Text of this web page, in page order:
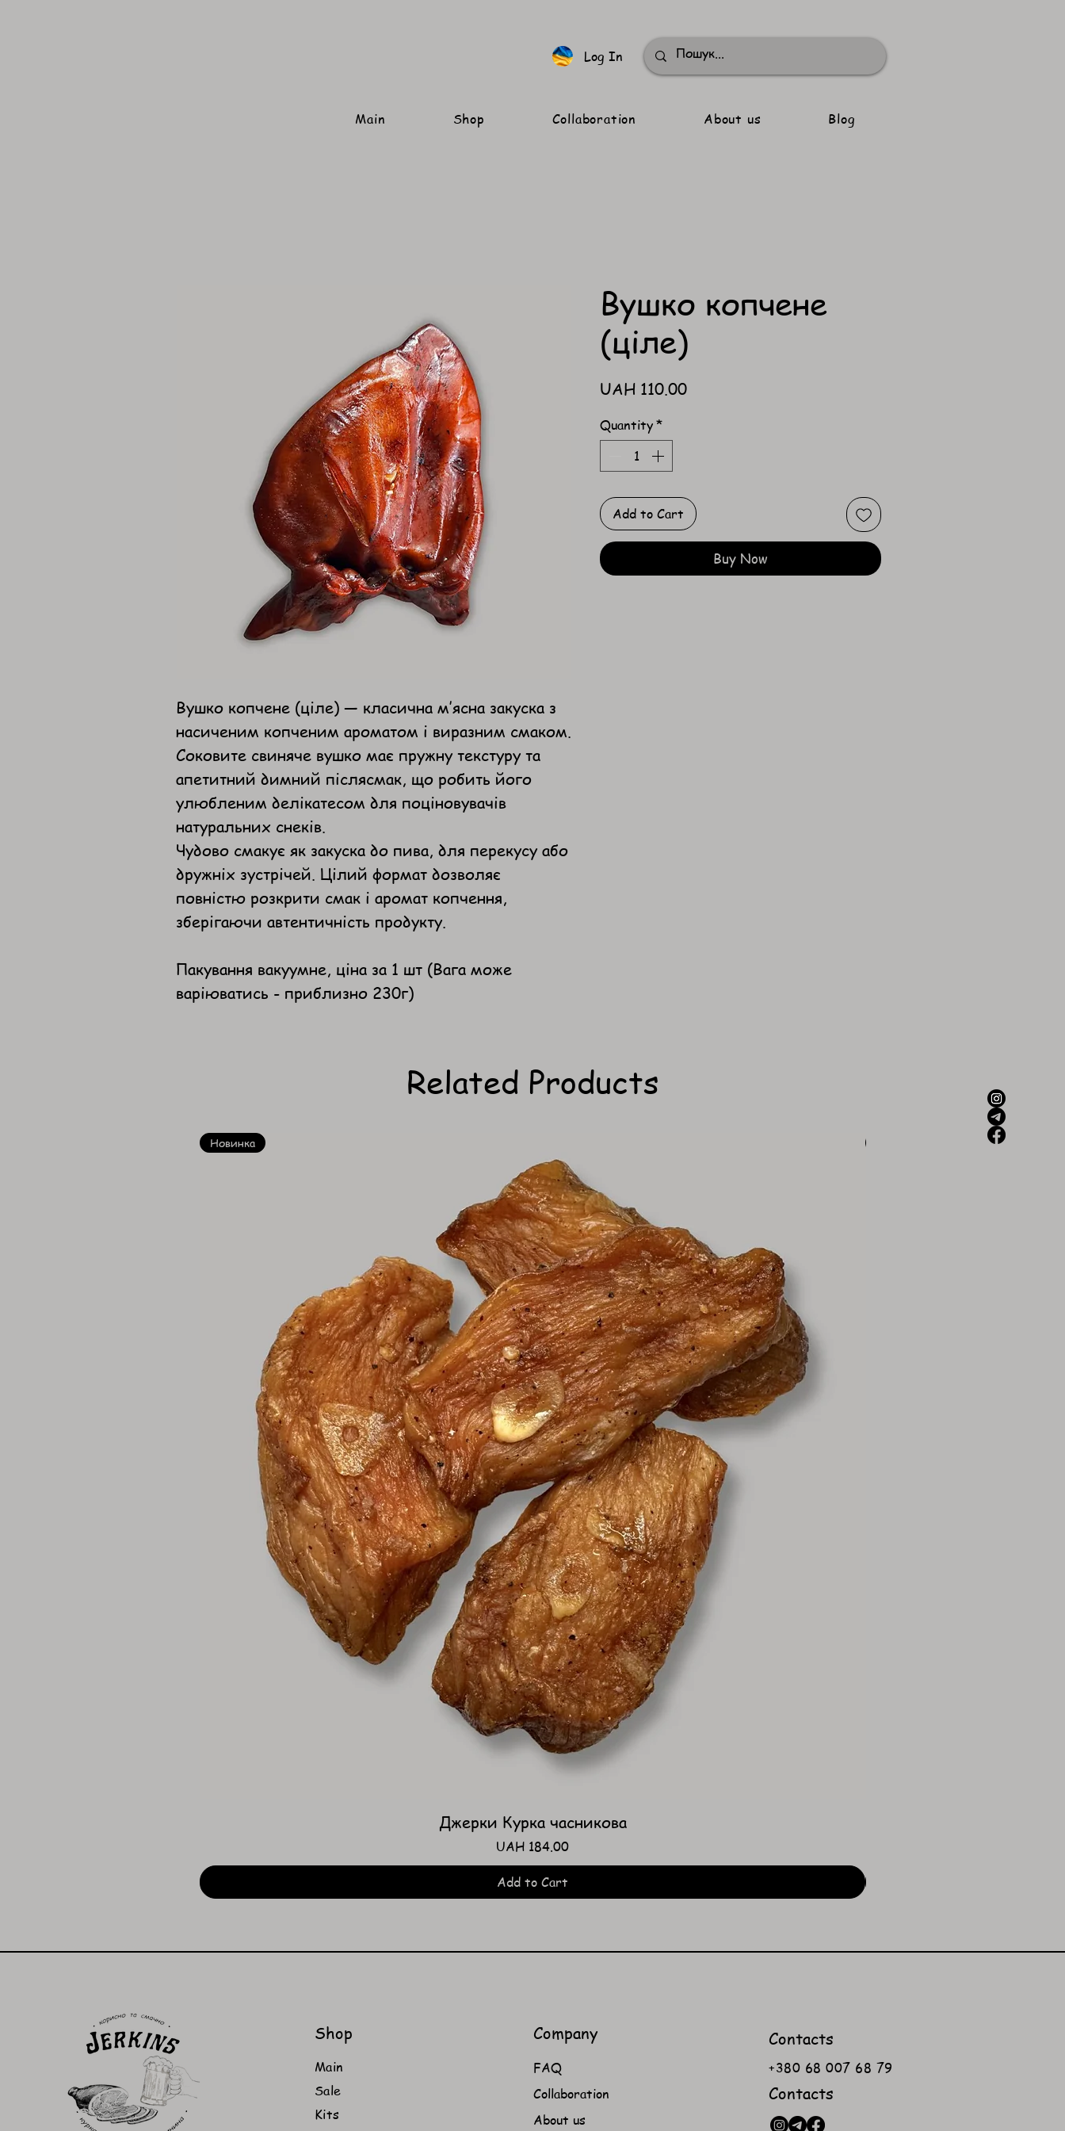
Log In
Main Shop Collaboration About us Blog
Вушко копчене (ціле) — класична м’ясна закуска з
насиченим копченим ароматом і виразним смаком.
Соковите свиняче вушко має пружну текстуру та
апетитний димний післясмак, що робить його
улюбленим делікатесом для поціновувачів
натуральних снеків.
Чудово смакує як закуска до пива, для перекусу або
дружніх зустрічей. Цілий формат дозволяє
повністю розкрити смак і аромат копчення,
зберігаючи автентичність продукту.
Пакування вакуумне, ціна за 1 шт (Вага може
варіюватись - приблизно 230г)
Вушко копчене
(ціле)
UAH 110.00Price
Quantity*
Add to Cart
Buy Now
Related Products
Новинка
Джерки Курка часникова
Price
UAH 184.00
Add to Cart
Shop
Main
Sale
Kits
Company
FAQ
Collaboration
About us
Contacts
+380 68 007 68 79
Contacts